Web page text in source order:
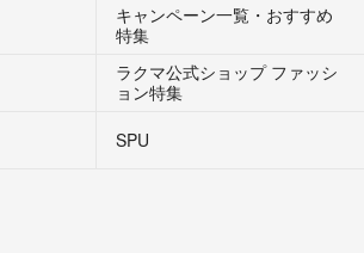
キャンペーン一覧・おすすめ
特集
ラクマ公式ショップ ファッシ
ョン特集
SPU